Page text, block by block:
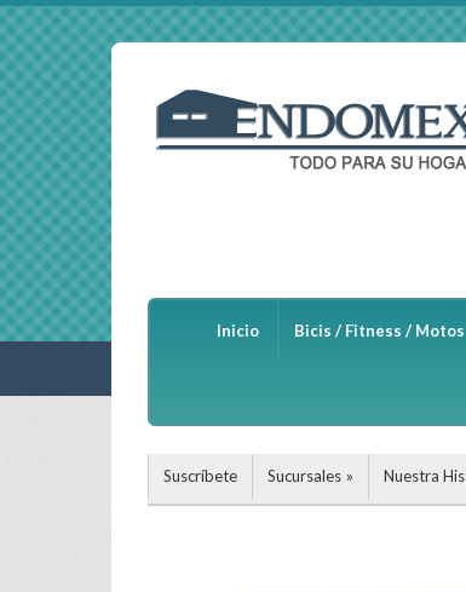
Inicio Bicis / Fitness / Motos
Suscríbete Sucursales Nuestra